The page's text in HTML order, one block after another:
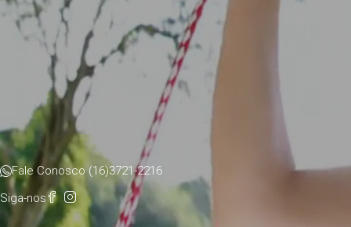
Fale Conosco (16)3721-2216
Siga-nos